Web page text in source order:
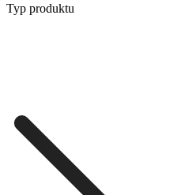
Typ produktu